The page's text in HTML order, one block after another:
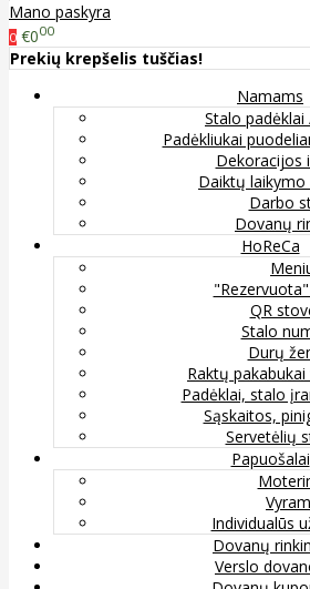
Mano paskyra
0 €000
Prekių krepšelis tuščias!
Namams
Stalo
Padėkliukai
Dekoracijos
Daiktų laikymo
Darbo
Dovanų
HoReCa
QR
Stalo
Durų
Raktų
Padėklai, stalo
Sąskaitos,
Servetėlių
Papuošalai
Individualūs
Dovanų
Verslo